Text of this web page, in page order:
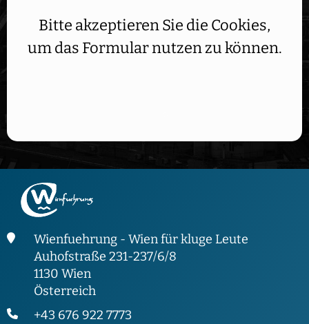
Bitte akzeptieren Sie die Cookies,
um das Formular nutzen zu können.
Wienfuehrung - Wien für kluge Leute
Auhofstraße 231-237/6/8
1130 Wien
Österreich
+43 676 922 7773